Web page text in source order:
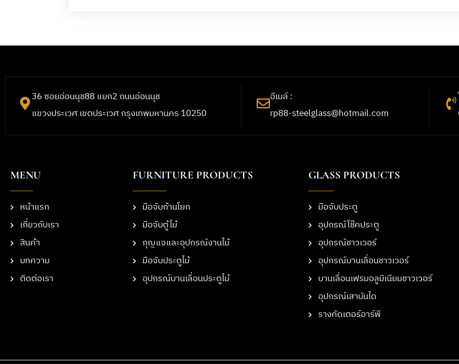
36 ซอยอ่อนนุช88 แยก2 ถนนอ่อนนุช
แขวงประเวศ เขตประเวศ กรุงเทพมหานคร 10250
อีเมล์ :
rp88-steelglass@hotmail.com
MENU
หน้าแรก
เกี่ยวกับเรา
สินค้า
บทความ
ติดต่อเรา
FURNITURE PRODUCTS
มือจับก้านโยก
มือจับตู้ไม้
กุญแจและอุปกรณ์งานไม้
มือจับประตูไม้
อุปกรณ์บานเลื่อนประตูไม้
GLASS PRODUCTS
มือจับประตู
อุปกรณ์โช๊คประตู
อุปกรณ์ชาวเวอร์
อุปกรณ์บานเลื่อนชาวเวอร์
บานเลื่อนเฟรมอลูมิเนียมชาวเวอร์
อุปกรณ์เสาบันได
รางคัดเตอร์อาร์พี